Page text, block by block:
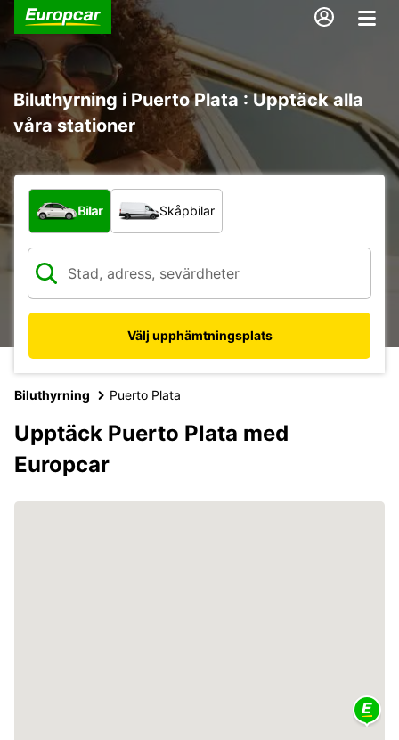
Biluthyrning i Puerto Plata : Upptäck alla
våra stationer
Vilken typ av fordon?
Bilar Skåpbilar
Välj upphämtningsplats
Biluthyrning Puerto Plata
Upptäck Puerto Plata med
Europcar